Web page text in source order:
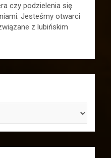
czy podzielenia się
Jesteśmy otwarci
z lubińskim